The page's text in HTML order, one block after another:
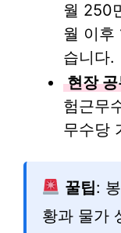
월 250
월 이후
습니다.
현장
험근무
무수당
꿀팁:
황과 물가